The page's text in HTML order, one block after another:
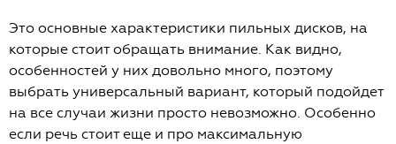
Это основные характеристики пильных дисков, на
которые стоит обращать внимание. Как видно,
особенностей у них довольно много, поэтому
выбрать универсальный вариант, который подойдет
на все случаи жизни просто невозможно. Особенно
если речь стоит еще и про максимальную